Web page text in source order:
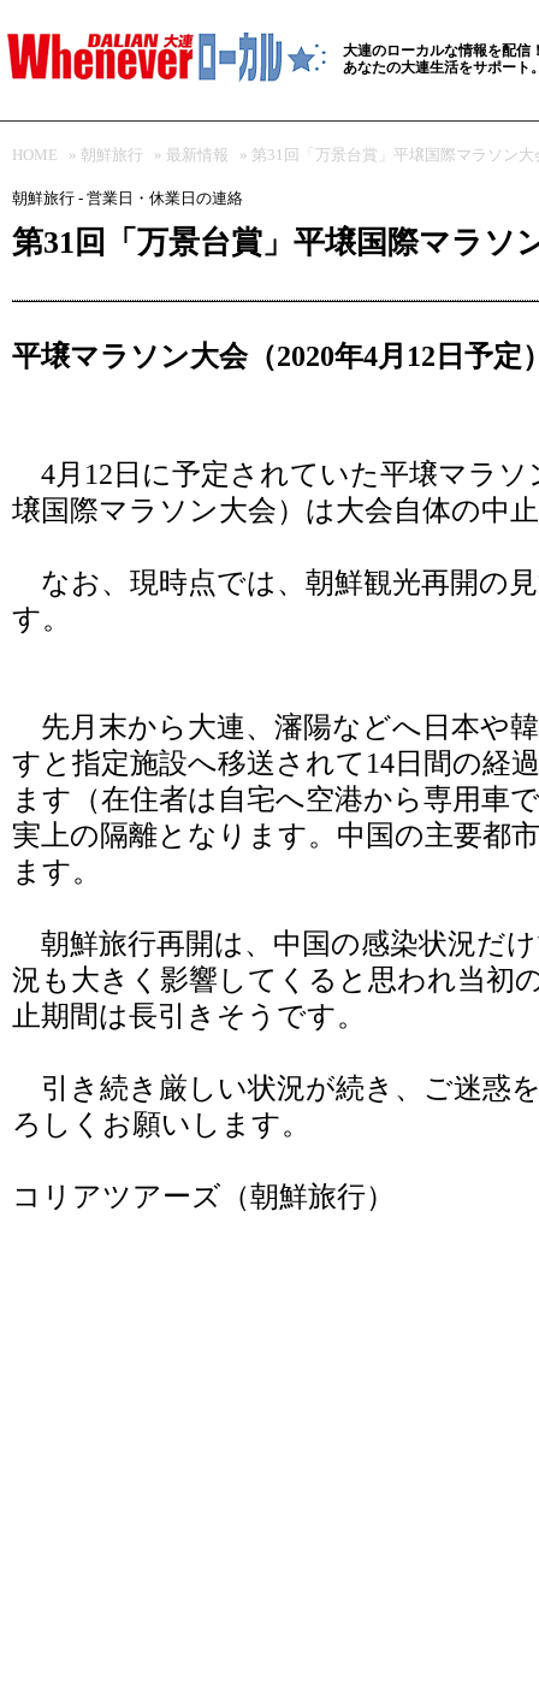
大連のローカルな情報を配信
あなたの大連生活をサポート
HOME » 朝鮮旅行 » 最新情報 » 第31回「万景台賞」平壌国際マラソン
朝鮮旅行 - 営業日・休業日の連絡
第31回「万景台賞」平壌国際マラソ
平壌マラソン大会（2020年4月12日予定
4月12日に予定されていた平壌マラソ
壌国際マラソン大会）は大会自体の中
なお、現時点では、朝鮮観光再開の
す。
先月末から大連、瀋陽などへ日本や
すと指定施設へ移送されて14日間の経
ます（在住者は自宅へ空港から専用車
実上の隔離となります。中国の主要都
ます。
朝鮮旅行再開は、中国の感染状況だ
況も大きく影響してくると思われ当初
止期間は長引きそうです。
引き続き厳しい状況が続き、ご迷惑
ろしくお願いします。
コリアツアーズ（朝鮮旅行）